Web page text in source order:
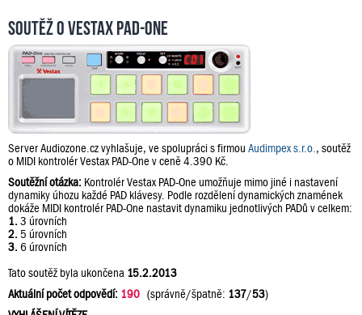
Soutěž o Vestax PAD-One
Server Audiozone.cz vyhlašuje, ve spolupráci s firmou Audimpex s.r.o. , soutěž
o MIDI kontrolér Vestax PAD-One v ceně 4.390 Kč.
Soutěžní otázka: Kontrolér Vestax PAD-One umožňuje mimo jiné i nastavení
dynamiky úhozu každé PAD klávesy. Podle rozdělení dynamických znamének
dokáže MIDI kontrolér PAD-One nastavit dynamiku jednotlivých PADů v celkem:
1. 3 úrovních
2. 5 úrovních
3. 6 úrovních
Tato soutěž byla ukončena 15.2.2013
Aktuální počet odpovědí: 190 (správně/špatně: 137/53)